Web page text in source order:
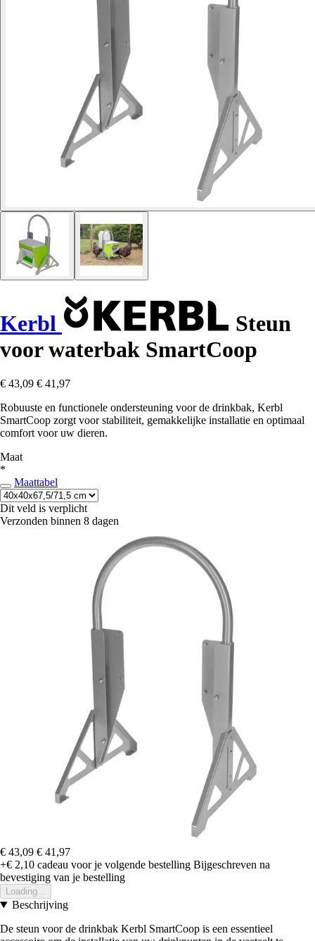
Kerbl
Steun
voor waterbak SmartCoop
€ 43,09 € 41,97
Robuuste en functionele ondersteuning voor de drinkbak, Kerbl
SmartCoop zorgt voor stabiliteit, gemakkelijke installatie en optimaal
comfort voor uw dieren.
Maat
*
Maattabel
Dit veld is verplicht
Verzonden binnen 8 dagen
€ 43,09 € 41,97
+€ 2,10 cadeau voor je volgende bestelling Bijgeschreven na
bevestiging van je bestelling
Loading...
Beschrijving
De steun voor de drinkbak Kerbl SmartCoop is een essentieel